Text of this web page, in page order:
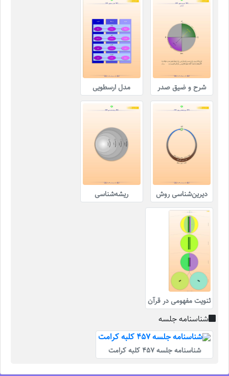
شرح و ضیق صدر مدل ارسطویی
دیرین‌شناسی روش ریشه‌شناسی
ثنویت مفهومی در قرآن
شناسنامه جلسه
شناسنامه جلسه 457 کلبه کرامت